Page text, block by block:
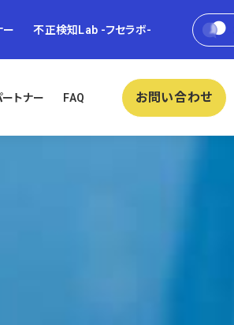
ー 不正検知Lab -フセラボ-
ートナー FAQ お問い合わせ